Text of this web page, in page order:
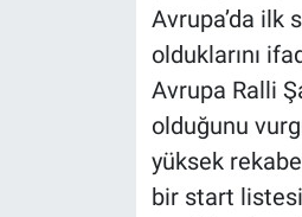
Avrupa’da ilk
olduklarını
Avrupa Ralli
olduğunu
yüksek
bir start